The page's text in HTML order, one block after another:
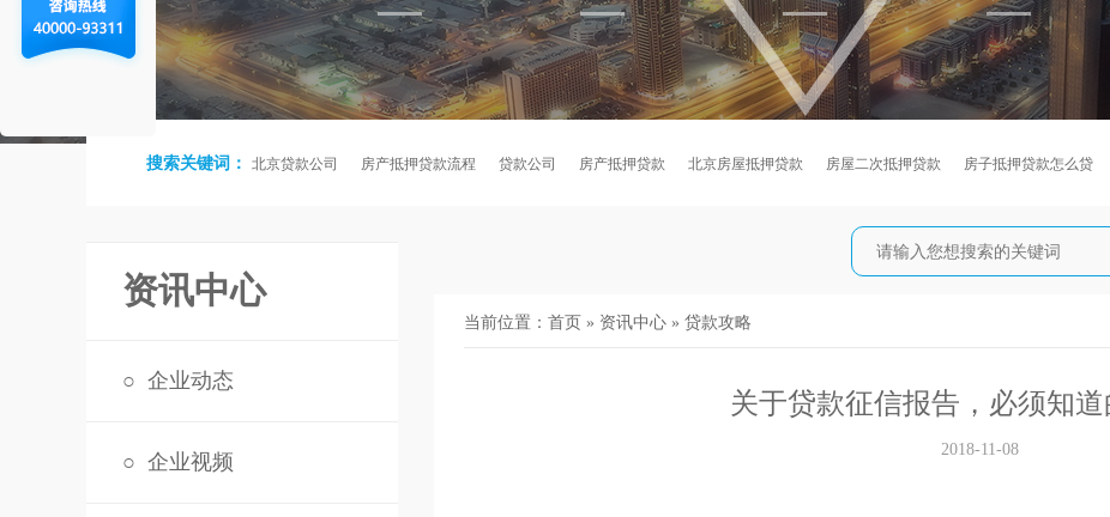
搜索关键词： 北京贷款公司 房产抵押贷款流程 贷款公司 房产抵押贷款 北京房屋抵押贷款 房屋二次抵押贷款 房子抵押贷款怎么贷
资讯中心
○ 企业动态
○ 企业视频
当前位置： 首页 » 资讯中心 » 贷款攻略
关于贷款征信报告，必须知
2018-11-08